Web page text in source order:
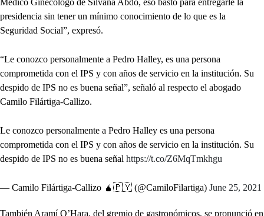
presidencia sin tener un mínimo conocimiento de lo que es la
Seguridad Social”, expresó.
“Le conozco personalmente a Pedro Halley, es una persona
comprometida con el IPS y con años de servicio en la institución. Su
despido de IPS no es buena señal”, señaló al respecto el abogado
Camilo Filártiga-Callizo.
Le conozco personalmente a Pedro Halley es una persona
comprometida con el IPS y con años de servicio en la institución. Su
despido de IPS no es buena señal https://t.co/Z6MqTmkhgu
— Camilo Filártiga-Callizo 🧉🇵🇾 (@CamiloFilartiga) June 25, 2021
También Aramí O’Hara, del gremio de gastronómicos, se pronunció en